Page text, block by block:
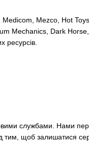
Medicom, Mezco, Hot Toys
Mechanics, Dark Horse,
ресурсів.
службами. Нами
щоб залишатися